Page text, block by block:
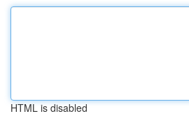
HTML is disabled